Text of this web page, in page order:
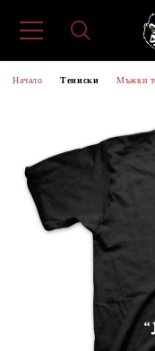
Начало Тениски Мъжки